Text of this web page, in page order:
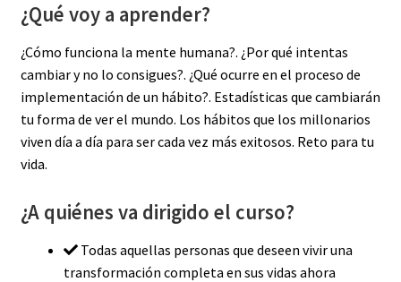
¿Qué voy a aprender?
¿Cómo funciona la mente humana?. ¿Por qué intentas
cambiar y no lo consigues?. ¿Qué ocurre en el proceso de
implementación de un hábito?. Estadísticas que cambiarán
tu forma de ver el mundo. Los hábitos que los millonarios
viven día a día para ser cada vez más exitosos. Reto para tu
vida.
¿A quiénes va dirigido el curso?
Todas aquellas personas que deseen vivir una
transformación completa en sus vidas ahora